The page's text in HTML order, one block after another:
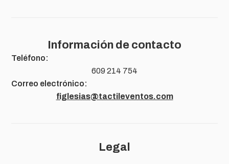
Información de contacto
Teléfono:
609 214 754
Correo electrónico:
figlesias@tactileventos.com
Legal